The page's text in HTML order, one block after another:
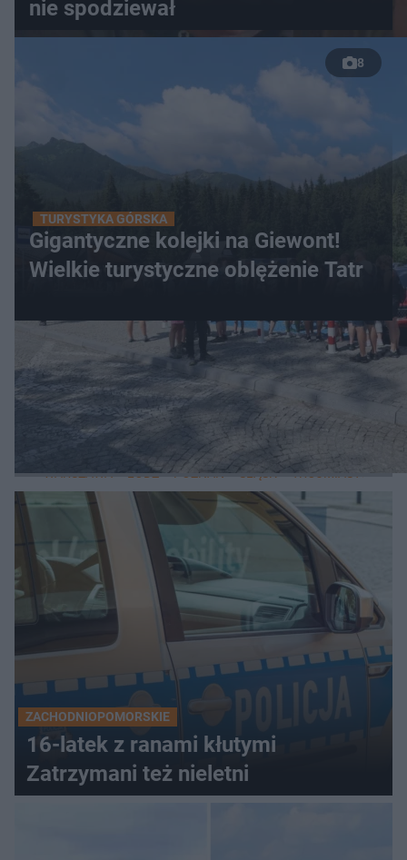
nie spodziewał
8
TURYSTYKA GÓRSKA
Gigantyczne kolejki na Giewont!
Wielkie turystyczne oblężenie Tatr
WIĘCEJ
LOKALNE
WARSZAWA ŁÓDŹ POZNAŃ ŚLĄSK TRÓJMIASTO
ZACHODNIOPOMORSKIE
16-latek z ranami kłutymi
Zatrzymani też nieletni